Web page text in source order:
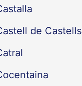
de Castells